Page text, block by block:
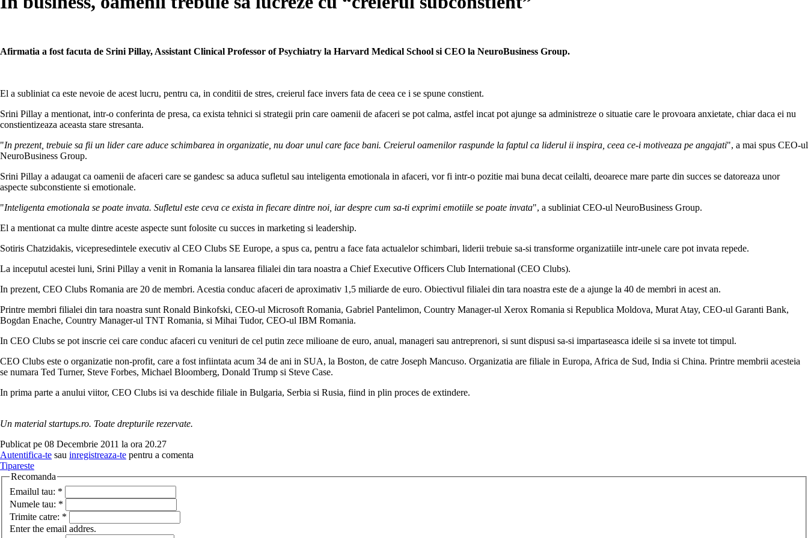
Afirmatia a fost facuta de Srini Pillay, Assistant Clinical Professor of Psychiatry la Harvard Medical School si CEO la NeuroBusiness Group.
El a subliniat ca este nevoie de acest lucru, pentru ca, in conditii de stres, creierul face invers fata de ceea ce i se spune constient.
Srini Pillay a mentionat, intr-o conferinta de presa, ca exista tehnici si strategii prin care oamenii de afaceri se pot calma, astfel incat pot ajunge sa administreze o situatie care le provoara anxietate, chiar daca ei nu
constientizeaza aceasta stare stresanta.
"In prezent, trebuie sa fii un lider care aduce schimbarea in organizatie, nu doar unul care face bani. Creierul oamenilor raspunde la faptul ca liderul ii inspira, ceea ce-i motiveaza pe angajati", a mai spus CEO-ul
NeuroBusiness Group.
Srini Pillay a adaugat ca oamenii de afaceri care se gandesc sa aduca sufletul sau inteligenta emotionala in afaceri, vor fi intr-o pozitie mai buna decat ceilalti, deoarece mare parte din succes se datoreaza unor
aspecte subconstiente si emotionale.
"Inteligenta emotionala se poate invata. Sufletul este ceva ce exista in fiecare dintre noi, iar despre cum sa-ti exprimi emotiile se poate invata", a subliniat CEO-ul NeuroBusiness Group.
El a mentionat ca multe dintre aceste aspecte sunt folosite cu succes in marketing si leadership.
Sotiris Chatzidakis, vicepresedintele executiv al CEO Clubs SE Europe, a spus ca, pentru a face fata actualelor schimbari, liderii trebuie sa-si transforme organizatiile intr-unele care pot invata repede.
La inceputul acestei luni, Srini Pillay a venit in Romania la lansarea filialei din tara noastra a Chief Executive Officers Club International (CEO Clubs).
In prezent, CEO Clubs Romania are 20 de membri. Acestia conduc afaceri de aproximativ 1,5 miliarde de euro. Obiectivul filialei din tara noastra este de a ajunge la 40 de membri in acest an.
Printre membri filialei din tara noastra sunt Ronald Binkofski, CEO-ul Microsoft Romania, Gabriel Pantelimon, Country Manager-ul Xerox Romania si Republica Moldova, Murat Atay, CEO-ul Garanti Bank,
Bogdan Enache, Country Manager-ul TNT Romania, si Mihai Tudor, CEO-ul IBM Romania.
In CEO Clubs se pot inscrie cei care conduc afaceri cu venituri de cel putin zece milioane de euro, anual, manageri sau antreprenori, si sunt dispusi sa-si impartaseasca ideile si sa invete tot timpul.
CEO Clubs este o organizatie non-profit, care a fost infiintata acum 34 de ani in SUA, la Boston, de catre Joseph Mancuso. Organizatia are filiale in Europa, Africa de Sud, India si China. Printre membrii acesteia
se numara Ted Turner, Steve Forbes, Michael Bloomberg, Donald Trump si Steve Case.
In prima parte a anului viitor, CEO Clubs isi va deschide filiale in Bulgaria, Serbia si Rusia, fiind in plin proces de extindere.
Un material startups.ro. Toate drepturile rezervate.
Publicat pe 08 Decembrie 2011 la ora 20.27
Autentifica-te sau inregistreaza-te pentru a comenta
Tipareste
Recomanda
Emailul tau: *
Numele tau: *
Trimite catre: *
Enter the email addres.